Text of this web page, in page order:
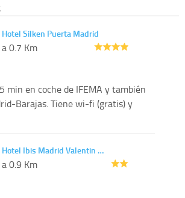
Hotel Silken Puerta Madrid
a 0.7 Km
min en coche de IFEMA y también
Barajas. Tiene wi-fi (gratis) y
Hotel Ibis Madrid Valentin …
a 0.9 Km